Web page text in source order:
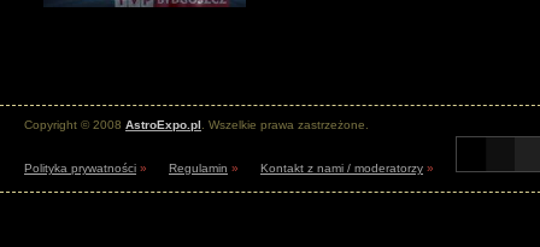
Copyright © 2008 AstroExpo.pl . Wszelkie prawa zastrzeżone.
Polityka prywatności » Regulamin » Kontakt z nami / moderatorzy »